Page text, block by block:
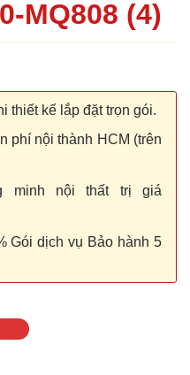
MQ808 (4)
thiết kế lắp đặt trọn gói.
phí nội thành HCM (trên
minh nội thất trị giá
Gói dịch vụ Bảo hành 5
số lượng